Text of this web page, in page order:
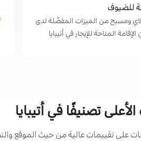
للضيوف
ومسبح من الميزات المفضّلة لدى
المتاحة للإيجار في أتيبايا
تصنيفًا في أتيبايا
على تقييمات عالية من حيث الموقع